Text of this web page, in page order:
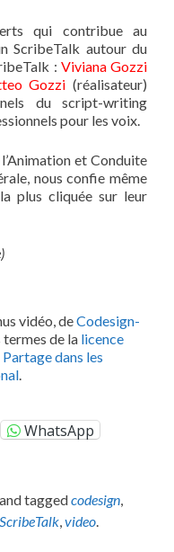
qui contribue au
ScribeTalk autour du
: Viviana Gozzi
Gozzi (réalisateur)
du script-writing
pour les voix.
et Conduite
nous confie même
plus cliquée sur leur
vidéo, deCodesign-
de la licence
dans les
.
WhatsApp
and taggedcodesign,
ScribeTalk,video.